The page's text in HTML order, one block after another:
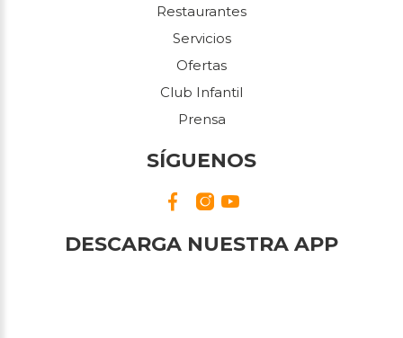
Restaurantes
Servicios
Ofertas
Club Infantil
Prensa
SÍGUENOS
DESCARGA NUESTRA APP